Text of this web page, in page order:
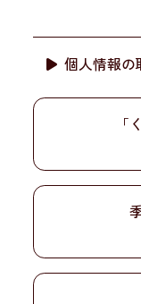
個人情報の
「